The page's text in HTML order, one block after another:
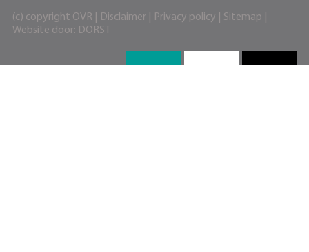
(c) copyright OVR | Disclaimer| Privacy policy Sitemap
Website door: DORST